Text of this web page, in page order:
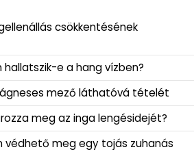
csökkentésének
hallatszik-e a hang vízben?
mező láthatóvá tételét
meg az inga lengésidejét?
védhető meg egy tojás zuhanás